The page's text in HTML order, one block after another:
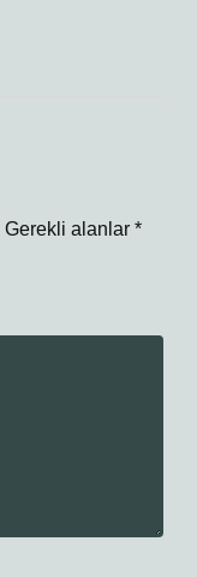
Gerekli alanlar *